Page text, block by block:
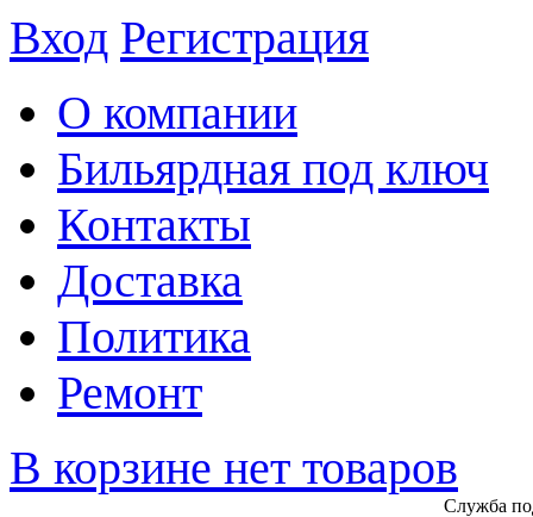
Вход Регистрация
О компании
Бильярдная под ключ
Контакты
Доставка
Политика
Ремонт
В корзине нет товаров
Cлужба